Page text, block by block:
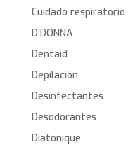
Cuidado respiratorio
D’DONNA
Dentaid
Depilación
Desinfectantes
Desodorantes
Diatonique